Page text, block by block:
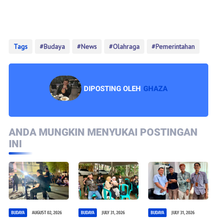
Tags Budaya News Olahraga Pemerintahan
DIPOSTING OLEH GHAZA
ANDA MUNGKIN MENYUKAI POSTINGAN
INI
BUDAYA AUGUST 02, 2026 BUDAYA JULY 31, 2026 BUDAYA JULY 31, 2026